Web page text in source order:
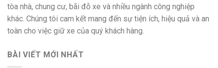
tòa nhà, chung cư, bãi đỗ xe và nhiều ngành công nghiệp
khác. Chúng tôi cam kết mang đến sự tiện ích, hiệu quả và an
toàn cho việc giữ xe của quý khách hàng.
BÀI VIẾT MỚI NHẤT